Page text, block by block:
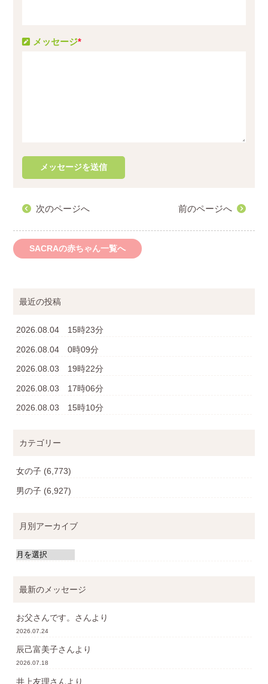
メッセージ*
次のページへ 前のページへ
SACRAの赤ちゃん一覧へ
最近の投稿
2026.08.04 15時23分
2026.08.04 0時09分
2026.08.03 19時22分
2026.08.03 17時06分
2026.08.03 15時10分
カテゴリー
女の子 (6,773)
男の子 (6,927)
月別アーカイブ
最新のメッセージ
お父さんです。 さんより
2026.07.24
辰己富美子さんより
2026.07.18
井上友理さんより